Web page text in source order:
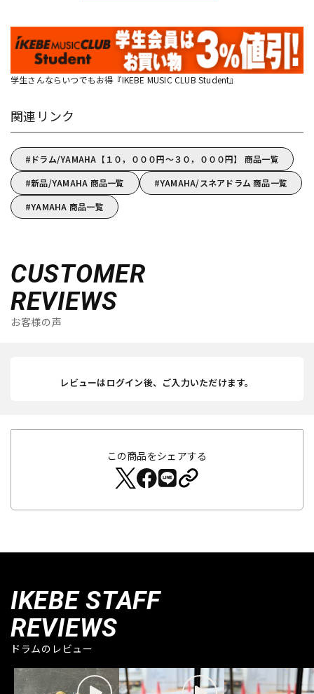
学生さんならいつでもお得『IKEBE MUSIC CLUB Student』
関連リンク
ドラム/YAMAHA【１０，０００円～３０，０００円】 商品一覧
新品/YAMAHA 商品一覧
YAMAHA/スネアドラム 商品一覧
YAMAHA 商品一覧
CUSTOMER
REVIEWS
お客様の声
レビューはログイン後、ご入力いただけます。
この商品をシェアする
IKEBE STAFF
REVIEWS
ドラムのレビュー